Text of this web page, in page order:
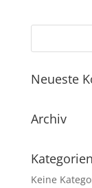
Neueste
Archiv
Kategorien
Keine